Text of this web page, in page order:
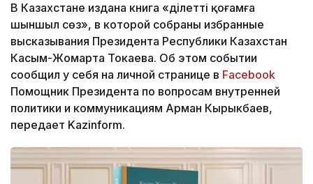
В Казахстане издана книга «Әділетті қоғамға
шыншыл сөз», в которой собраны избранные
высказывания Президента Республики Казахстан
Касым-Жомарта Токаева. Об этом событии
сообщил у себя на личной странице в Facebook
Помощник Президента по вопросам внутренней
политики и коммуникациям Арман Кырыкбаев,
передает Kazinform.